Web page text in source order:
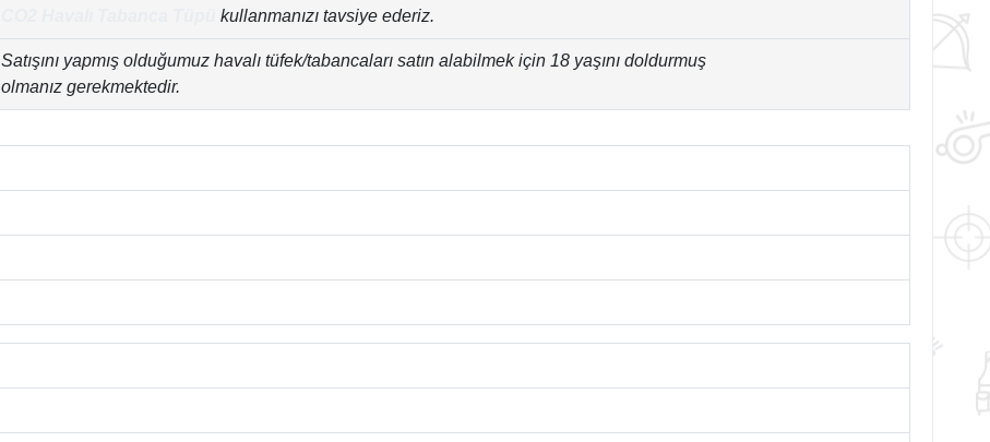
kullanmanızı tavsiye ederiz.
Satışını yapmış olduğumuz havalı tüfek/tabancaları satın alabilmek için 18 yaşını doldurmuş
olmanız gerekmektedir.